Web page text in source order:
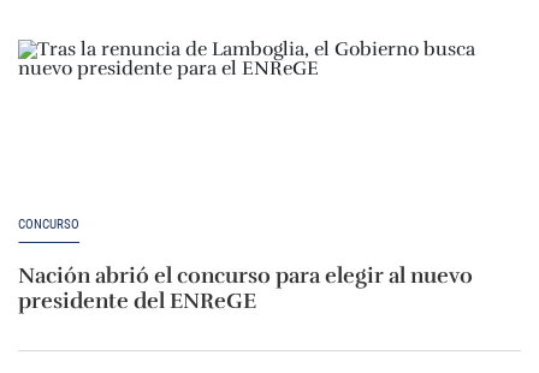
CONCURSO
Nación abrió el concurso para elegir al nuevo
presidente del ENReGE